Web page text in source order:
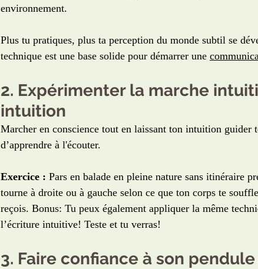
environnement.
Plus tu pratiques, plus ta perception du monde subtil se
technique est une base solide pour démarrer une
2. Expérimenter la marche
intuition
Marcher en conscience tout en laissant ton intuition guider
d’apprendre à l'écouter.
Exercice : Pars en balade en pleine nature sans itinéraire
tourne à droite ou à gauche selon ce que ton corps te
reçois. Bonus: Tu peux également appliquer la même
l’écriture intuitive! Teste et tu verras!
3. Faire confiance à son